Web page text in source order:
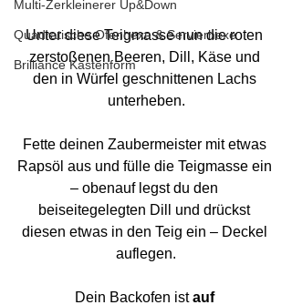
Multi-Zerkleinerer Up&Down
Quadratische Ofenhexe & Servierhexe
Brilliance Kastenform
Unter diese Teigmasse nun die roten
zerstoßenen Beeren, Dill, Käse und
den in Würfel geschnittenen Lachs
unterheben.
Fette deinen Zaubermeister mit etwas
Rapsöl aus und fülle die Teigmasse ein
– obenauf legst du den
beiseitegelegten Dill und drückst
diesen etwas in den Teig ein – Deckel
auflegen.
Dein Backofen ist auf